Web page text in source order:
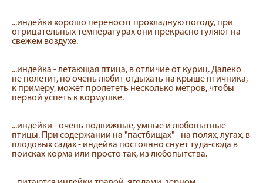
...индейки хорошо переносят прохладную погоду, при
отрицательных температурах они прекрасно гуляют на
свежем воздухе.
...индейка - летающая птица, в отличие от куриц. Далеко
не полетит, но очень любит отдыхать на крыше птичника,
к примеру, может пролететь несколько метров, чтобы
первой успеть к кормушке.
...индейки - очень подвижные, умные и любопытные
птицы. При содержании на "пастбищах" - на полях, лугах, в
плодовых садах - индейка постоянно снует туда-сюда в
поисках корма или просто так, из любопытства.